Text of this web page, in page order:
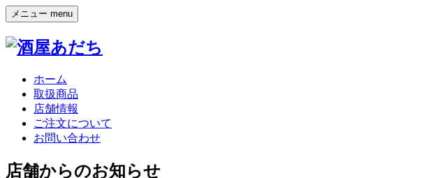
メニュー menu
ホーム
取扱商品
店舗情報
ご注文について
お問い合わせ
店舗からのお知らせ